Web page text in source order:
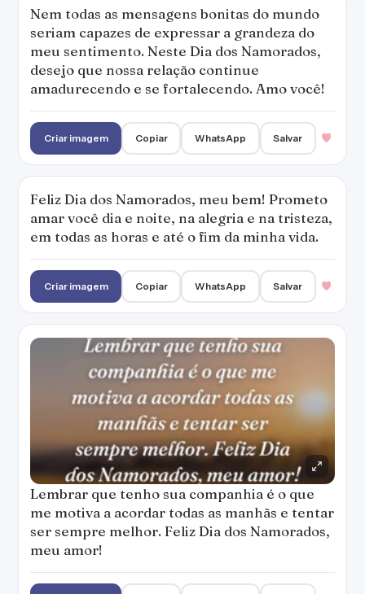
Nem todas as mensagens bonitas do mundo
seriam capazes de expressar a grandeza do
meu sentimento. Neste Dia dos Namorados,
desejo que nossa relação continue
amadurecendo e se fortalecendo. Amo você!
Criar imagem Copiar WhatsApp Salvar
Feliz Dia dos Namorados, meu bem! Prometo
amar você dia e noite, na alegria e na tristeza,
em todas as horas e até o fim da minha vida.
Criar imagem Copiar WhatsApp Salvar
Lembrar que tenho sua companhia é o que
me motiva a acordar todas as manhãs e tentar
ser sempre melhor. Feliz Dia dos Namorados,
meu amor!